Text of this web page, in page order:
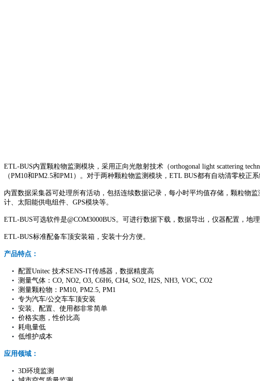
ETL-BUS内置颗粒物监测模块，采用正向光散射技术（orthogonal light scattering
（PM10和PM2.5和PM1）。对于两种颗粒物监测模块，ETL BUS都有自动清零校正
内置数据采集器可处理所有活动，包括连续数据记录，每小时平均值存储，颗粒物
计、太阳能供电组件、GPS模块等。
ETL-BUS可选软件是@COM3000BUS。可进行数据下载，数据导出，仪器配置，地
ETL-BUS标准配备车顶安装箱，安装十分方便。
产品特点：
• 配置Unitec 技术SENS-IT传感器，数据精度高
• 测量气体：CO, NO2, O3, C6H6, CH4, SO2, H2S, NH3, VOC, CO2
• 测量颗粒物：PM10, PM2.5, PM1
• 专为汽车/公交车车顶安装
• 安装、配置、使用都非常简单
• 价格实惠，性价比高
• 耗电量低
• 低维护成本
应用领域：
• 3D环境监测